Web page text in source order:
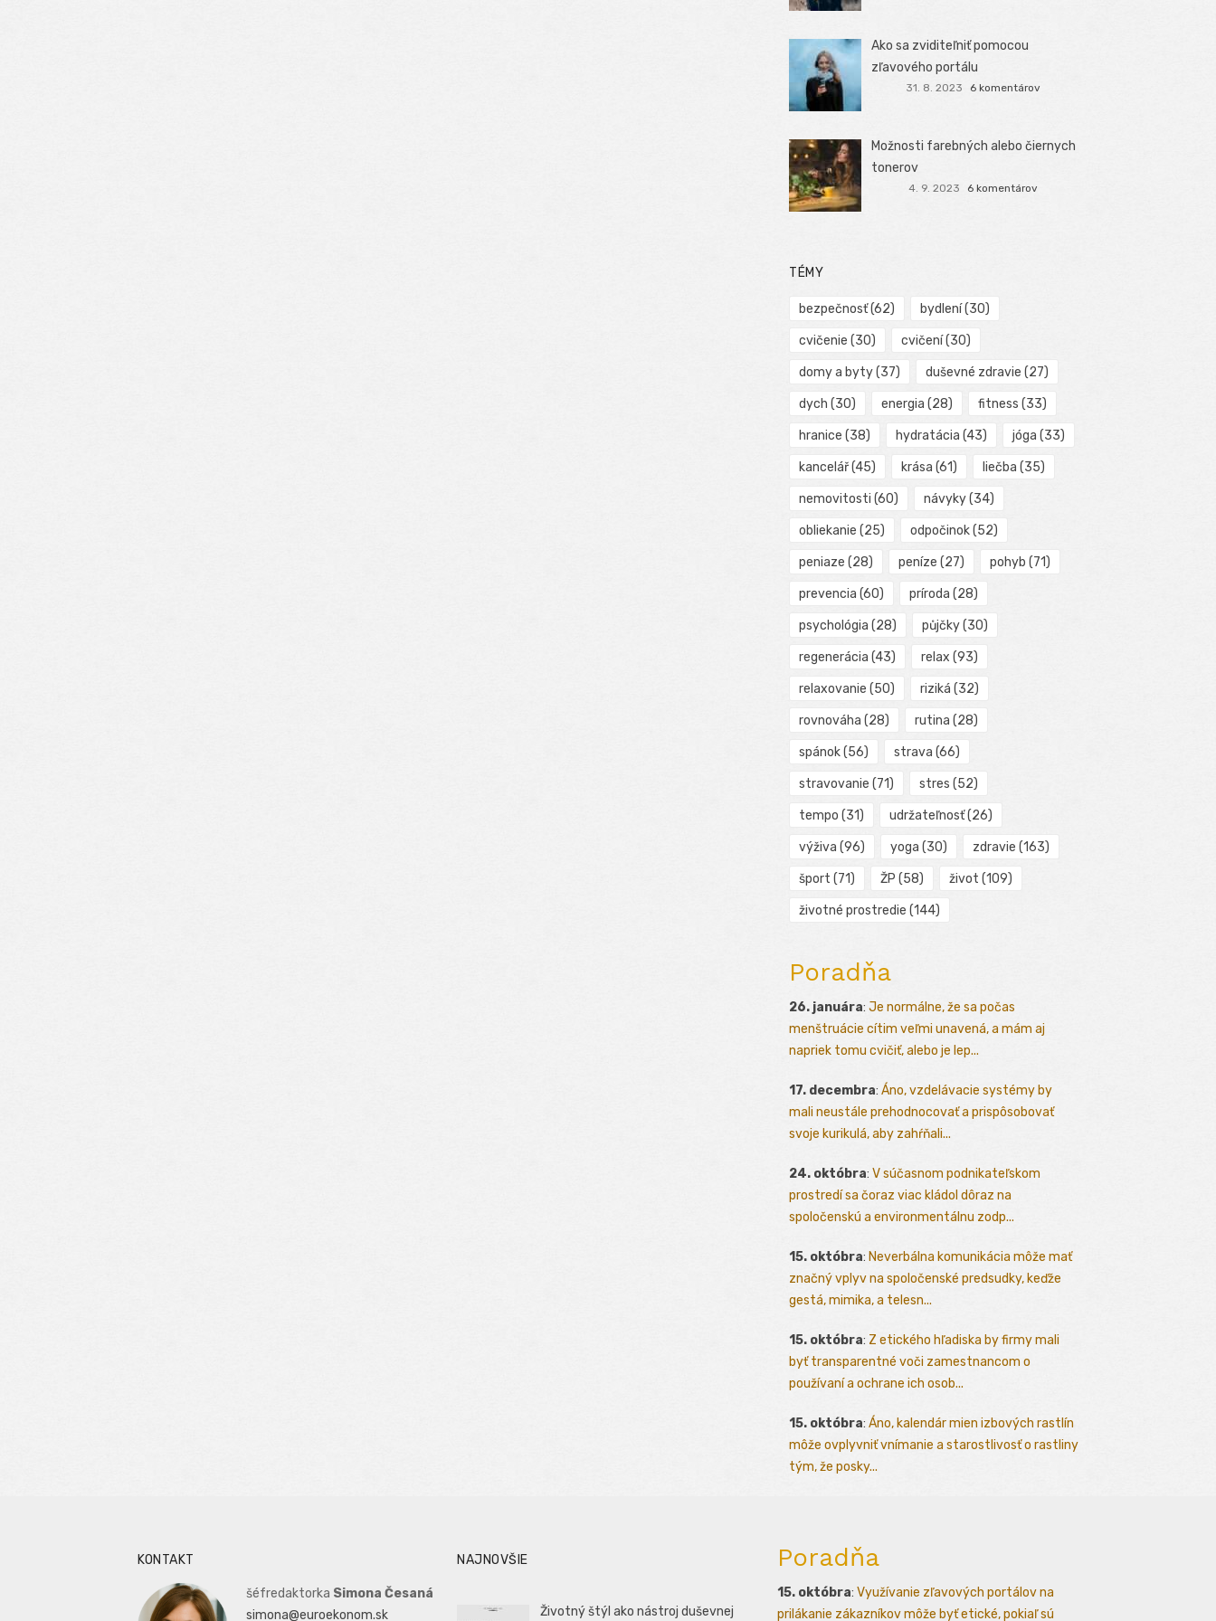
Ako sa zviditeľniť pomocou
zľavového portálu
31. 8. 2023 6 komentárov
Možnosti farebných alebo čiernych
tonerov
4. 9. 2023 6 komentárov
TÉMY
bezpečnosť(62) bydlení(30)
cvičenie (30) cvičení(30)
domy a byty(37) duševné zdravie (27)
dych (30) energia (28) fitness (33)
hranice (38) hydratácia (43) jóga (33)
kancelář(45) krása (61) liečba (35)
nemovitosti (60) návyky(34)
obliekanie (25) odpočinok(52)
peniaze (28) peníze (27) pohyb (71)
prevencia (60) príroda (28)
psychológia (28) půjčky(30)
regenerácia (43) relax (93)
relaxovanie (50) riziká (32)
rovnováha (28) rutina (28)
spánok(56) strava (66)
stravovanie (71) stres (52)
tempo (31) udržateľnosť(26)
výživa (96) yoga (30) zdravie (163)
šport (71) ŽP (58) život (109)
životné prostredie (144)
Poradňa
26. januára: Je normálne, že sa počas
menštruácie cítim veľmi unavená, a mám aj
napriek tomu cvičiť, alebo je lep...
17. decembra: Áno, vzdelávacie systémy by
mali neustále prehodnocovať a prispôsobovať
svoje kurikulá, aby zahŕňali...
24. októbra: V súčasnom podnikateľskom
prostredí sa čoraz viac kládol dôraz na
spoločenskú a environmentálnu zodp...
15. októbra: Neverbálna komunikácia môže mať
značný vplyv na spoločenské predsudky, keďže
gestá, mimika, a telesn...
15. októbra: Z etického hľadiska by firmy mali
byť transparentné voči zamestnancom o
používaní a ochrane ich osob...
15. októbra: Áno, kalendár mien izbových rastlín
môže ovplyvniť vnímanie a starostlivosť o rastliny
tým, že posky...
KONTAKT
šéfredaktorka Simona Česaná
simona@euroekonom.sk
NAJNOVŠIE
Životný štýl ako nástroj duševnej
Poradňa
15. októbra: Využívanie zľavových portálov na
prilákanie zákazníkov môže byť etické, pokiaľ sú